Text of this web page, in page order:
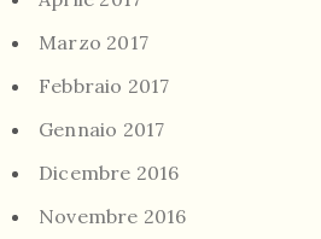
Marzo 2017
Febbraio 2017
Gennaio 2017
Dicembre 2016
Novembre 2016